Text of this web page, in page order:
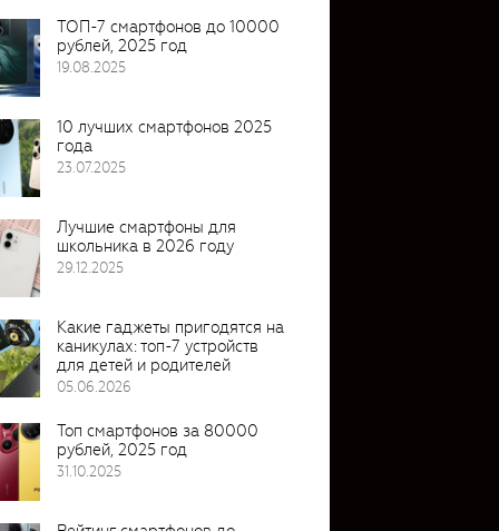
ТОП-7 смартфонов до 10000
рублей, 2025 год
19.08.2025
10 лучших смартфонов 2025
года
23.07.2025
Лучшие смартфоны для
школьника в 2026 году
29.12.2025
Какие гаджеты пригодятся на
каникулах: топ-7 устройств
для детей и родителей
05.06.2026
Топ смартфонов за 80000
рублей, 2025 год
31.10.2025